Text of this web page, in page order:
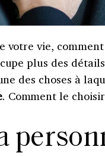
vie, comment
plus des
des choses à
. Comment le